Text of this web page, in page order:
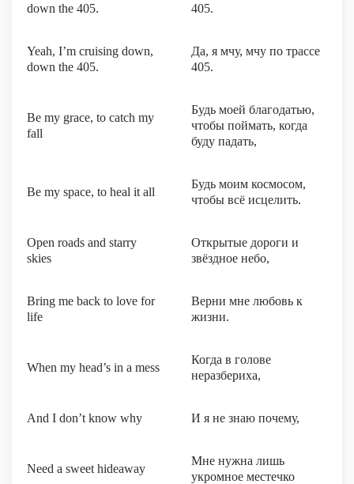
down the 405.
405.
Yeah, I’m cruising down,
down the 405.
Да, я мчу, мчу по трассе
405.
Be my grace, to catch my
fall
Будь моей благодатью,
чтобы поймать, когда
буду падать,
Be my space, to heal it all
Будь моим космосом,
чтобы всё исцелить.
Open roads and starry
skies
Открытые дороги и
звёздное небо,
Bring me back to love for
life
Верни мне любовь к
жизни.
When my head’s in a mess
Когда в голове
неразбериха,
And I don’t know why И я не знаю почему,
Need a sweet hideaway
Мне нужна лишь
укромное местечко